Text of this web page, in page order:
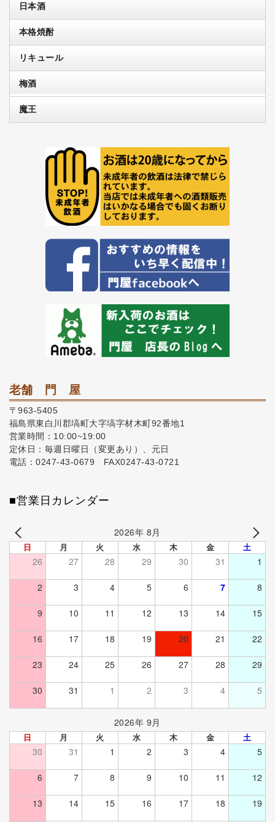
日本酒
本格焼酎
リキュール
梅酒
魔王
老舗 門 屋
〒963-5405
福島県東白川郡塙町大字塙字材木町92番地1
営業時間：10:00~19:00
定休日：毎週日曜日（変更あり）、元日
電話：0247-43-0679 FAX0247-43-0721
■営業日カレンダー
2026年 8月
日 月 火 水 木 金 土
26 27 28 29 30 31 1
2 3 4 5 6 7 8
9 10 11 12 13 14 15
16 17 18 19 20 21 22
23 24 25 26 27 28 29
30 31 1 2 3 4 5
2026年 9月
日 月 火 水 木 金 土
30 31 1 2 3 4 5
6 7 8 9 10 11 12
13 14 15 16 17 18 19